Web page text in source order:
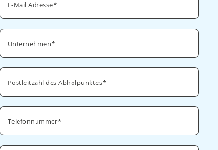
E-Mail Adresse
Unternehmen
Postleitzahl des Abholpunktes
Telefonnummer